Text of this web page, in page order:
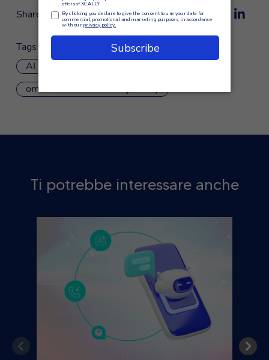
Share
Tags
AI
omnichannel customer journey
Ti potrebbe interessare anche